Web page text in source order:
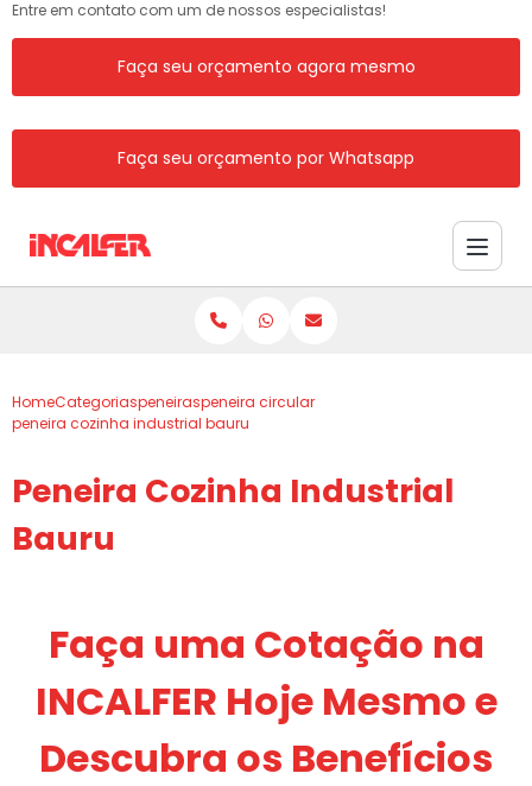
Entre em contato com um de nossos especialistas!
Faça seu orçamento agora mesmo
Faça seu orçamento por Whatsapp
HomeCategoriaspeneiraspeneira circular
peneira cozinha industrial bauru
Peneira Cozinha Industrial
Bauru
Faça uma Cotação na
INCALFER Hoje Mesmo e
Descubra os Benefícios